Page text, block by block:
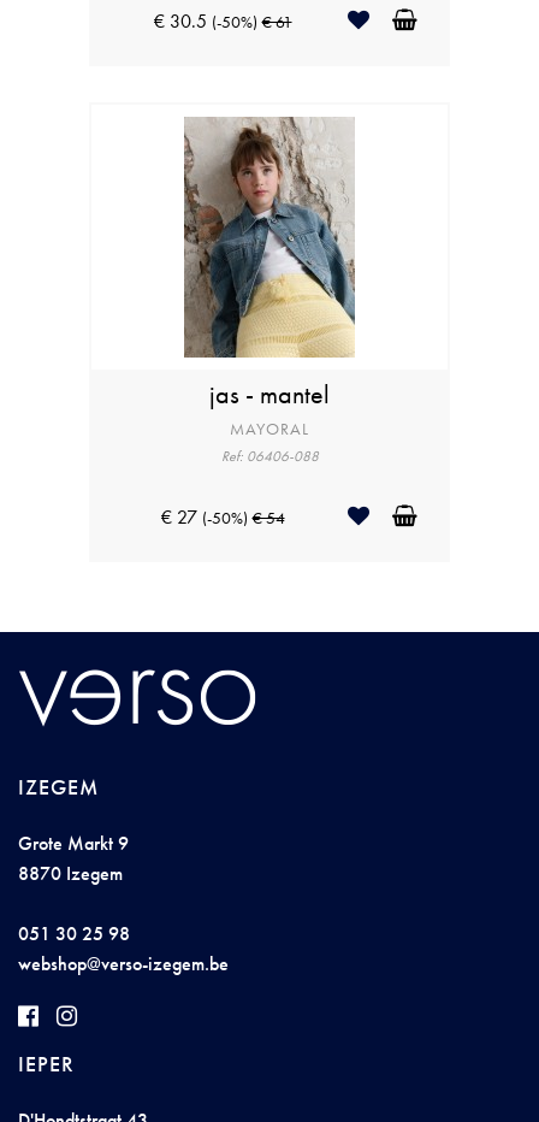
€ 30.5 (-50%) € 61
jas - mantel
MAYORAL
Ref: 06406-088
€ 27 (-50%) € 54
IZEGEM
Grote Markt 9
8870 Izegem
051 30 25 98
webshop@verso-izegem.be
IEPER